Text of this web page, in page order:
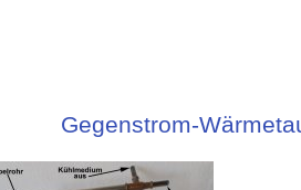
Gegenstrom-